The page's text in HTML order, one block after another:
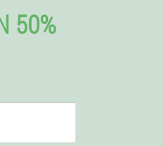
50%